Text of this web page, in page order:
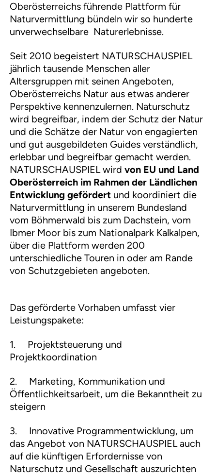
l
e
n
Oberösterreichs führende Plattform für
Naturvermittlung bündeln wir so hunderte
unverwechselbare Naturerlebnisse.
Seit 2010 begeistert NATURSCHAUSPIEL
jährlich tausende Menschen aller
Altersgruppen mit seinen Angeboten,
Oberösterreichs Natur aus etwas anderer
Perspektive kennenzulernen. Naturschutz
wird begreifbar, indem der Schutz der Natur
und die Schätze der Natur von engagierten
und gut ausgebildeten Guides verständlich,
erlebbar und begreifbar gemacht werden.
NATURSCHAUSPIEL wird von EU und Land
Oberösterreich im Rahmen der Ländlichen
Entwicklung gefördert und koordiniert die
Naturvermittlung in unserem Bundesland
vom Böhmerwald bis zum Dachstein, vom
Ibmer Moor bis zum Nationalpark Kalkalpen,
über die Plattform werden 200
unterschiedliche Touren in oder am Rande
von Schutzgebieten angeboten.
Das geförderte Vorhaben umfasst vier
Leistungspakete:
1. Projektsteuerung und
Projektkoordination
2. Marketing, Kommunikation und
Öffentlichkeitsarbeit, um die Bekanntheit zu
steigern
3. Innovative Programmentwicklung, um
das Angebot von NATURSCHAUSPIEL auch
auf die künftigen Erfordernisse von
Naturschutz und Gesellschaft auszurichten